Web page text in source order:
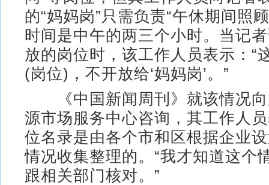
的“妈妈岗”只需负责“午休期间照
时间是中午的两三个小时。当记
放的岗位时，该工作人员表示：“
(岗位)，不开放给‘妈妈岗’。”
《中国新闻周刊》就该情况向
源市场服务中心咨询，其工作人
位名录是由各个市和区根据企业设
情况收集整理的。“我才知道这个
跟相关部门核对。”